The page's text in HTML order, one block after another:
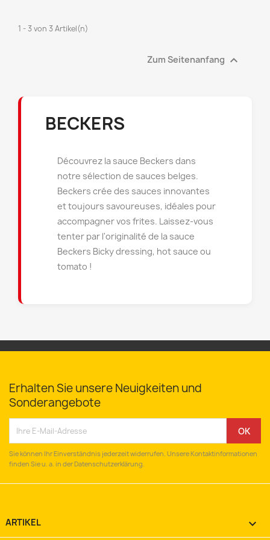
Auf meine Wunschliste
Name der Wunschliste
((confirmMessage))
Sie müssen angemeldet sein, um Artikel Ihrer
Wunschliste hinzufügen zu können.
1 - 3 von 3 Artikel(n)
Zum Seitenanfang 
BECKERS
Découvrez la sauce Beckers dans
notre sélection de sauces belges.
Beckers crée des sauces innovantes
et toujours savoureuses, idéales pour
accompagner vos frites. Laissez-vous
tenter par l'originalité de la sauce
Beckers Bicky dressing, hot sauce ou
tomato !
Erhalten Sie unsere Neuigkeiten und
Sonderangebote
Sie können Ihr Einverständnis jederzeit widerrufen. Unsere Kontaktinformationen
finden Sie u. a. in der Datenschutzerklärung.
ARTIKEL 